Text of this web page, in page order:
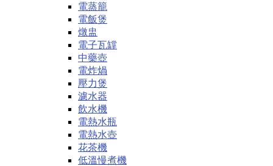
電蒸籠
電飯煲
燉盅
電子瓦罉
中藥壺
電炸煱
壓力煲
濾水器
飲水機
電熱水瓶
電熱水壺
花茶機
低溫慢煮機